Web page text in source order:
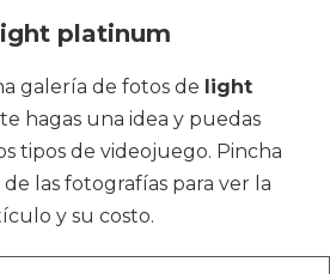
platinum
galería de fotos de light
hagas una idea y puedas
tipos de videojuego. Pincha
las fotografías para ver la
y su costo.